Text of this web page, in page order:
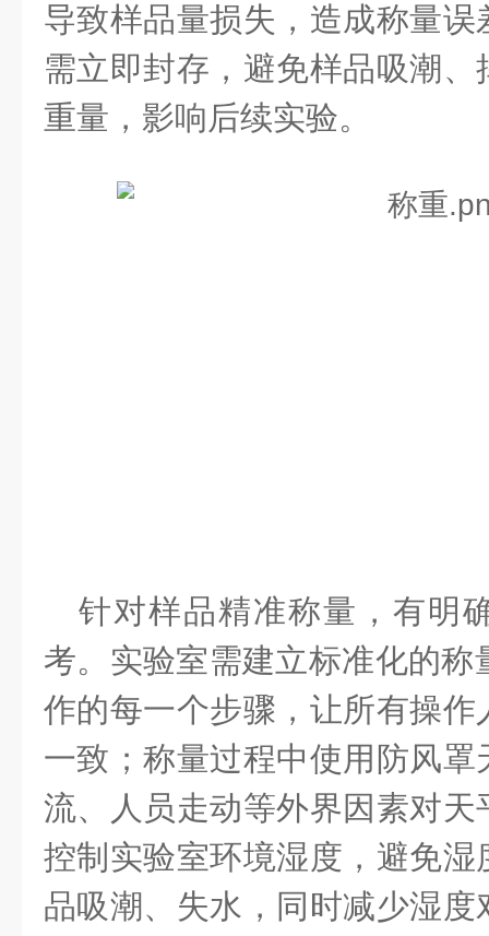
导致样品量损失，造成称量
需立即封存，避免样品吸潮
重量，影响后续实验。
针对样品精准称量，有明
考。实验室需建立标准化的称
作的每一个步骤，让所有操
一致；称量过程中使用防风
流、人员走动等外界因素对
控制实验室环境湿度，避免
品吸潮、失水，同时减少湿